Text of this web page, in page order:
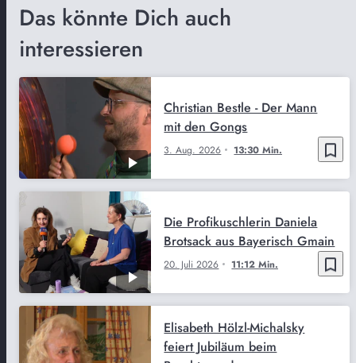
Das könnte Dich auch
interessieren
bookmark_border
3. Aug. 2026 13:30 Min.
Christian Bestle - Der Mann
mit den Gongs
bookmark_border
20. Juli 2026 11:12 Min.
Die Profikuschlerin Daniela
Brotsack aus Bayerisch Gmain
Elisabeth Hölzl-Michalsky
feiert Jubiläum beim